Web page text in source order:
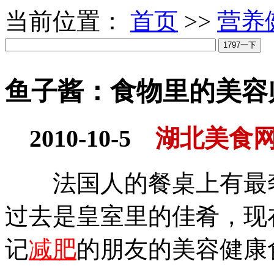
当前位置： 首页 >> 营养
鱼子酱：食物里的美容
2010-10-5 湖北美食
法国人的餐桌上有最
过去是皇室里的佳肴，
记减肥的朋友的美容健